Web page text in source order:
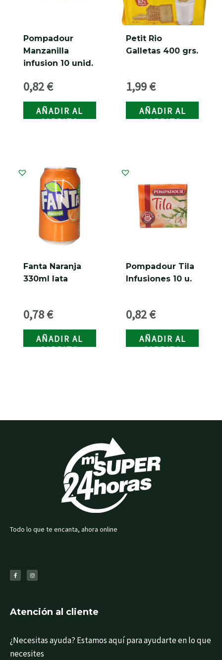
Pompadour
Manzanilla
infusion 10 unid.
0,82€
AÑADIR AL
CARRITO
Petit Rio
Galletas 400 grs.
1,99€
AÑADIR AL
CARRITO
Fanta Naranja
330ml lata
0,78€
AÑADIR AL
CARRITO
Pompadour Tila
Infusiones 10 u.
0,82€
AÑADIR AL
CARRITO
Todo lo que te encanta, ahora online
c
e
b
s
t
a
Atención al cliente
¿Necesitas ayuda? Estamos aquí para ayudarte en lo que
necesites